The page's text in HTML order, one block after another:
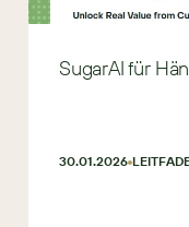
SugarAI für
30.01.2026